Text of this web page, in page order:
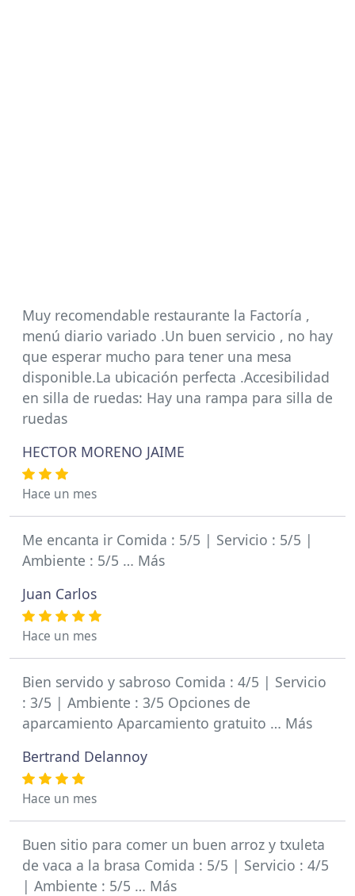
Muy recomendable restaurante la Factoría ,
menú diario variado .Un buen servicio , no hay
que esperar mucho para tener una mesa
disponible.La ubicación perfecta .Accesibilidad
en silla de ruedas: Hay una rampa para silla de
ruedas
HECTOR MORENO JAIME
Hace un mes
Me encanta ir Comida : 5/5 | Servicio : 5/5 |
Ambiente : 5/5 … Más
Juan Carlos
Hace un mes
Bien servido y sabroso Comida : 4/5 | Servicio
: 3/5 | Ambiente : 3/5 Opciones de
aparcamiento Aparcamiento gratuito … Más
Bertrand Delannoy
Hace un mes
Buen sitio para comer un buen arroz y txuleta
de vaca a la brasa Comida : 5/5 | Servicio : 4/5
| Ambiente : 5/5 … Más